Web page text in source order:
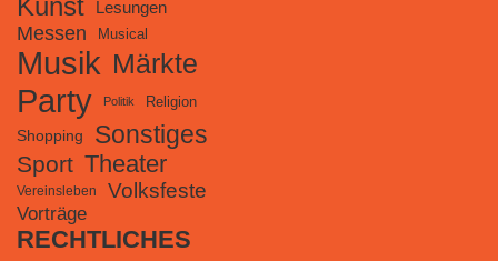
Kunst
Lesungen
Messen Musical
Musik Märkte
Party Politik Religion
Shopping Sonstiges
Sport Theater
Vereinsleben Volksfeste
Vorträge
RECHTLICHES